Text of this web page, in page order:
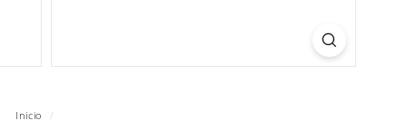
Inicio /